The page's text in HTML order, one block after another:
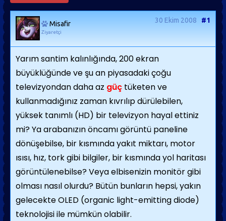
Misafir
Ziyaretçi
30 Ekim 2008 #1
Yarım santim kalınlığında, 200 ekran
büyüklüğünde ve şu an piyasadaki çoğu
televizyondan daha az güç tüketen ve
kullanmadığınız zaman kıvrılıp dürülebilen,
yüksek tanımlı (HD) bir televizyon hayal ettiniz
mi? Ya arabanızın öncamı görüntü paneline
dönüşebilse, bir kısmında yakıt miktarı, motor
ısısı, hız, tork gibi bilgiler, bir kısmında yol haritası
görüntülenebilse? Veya elbisenizin monitör gibi
olması nasıl olurdu? Bütün bunların hepsi, yakın
gelecekte OLED (organic light-emitting diode)
teknolojisi ile mümkün olabilir.